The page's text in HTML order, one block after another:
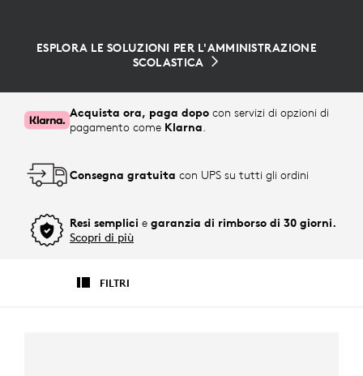
ESPLORA LE SOLUZIONI PER L'AMMINISTRAZIONE
SCOLASTICA
Acquista ora, paga dopo con servizi di opzioni di
pagamento come Klarna.
Consegna gratuita con UPS su tutti gli ordini
Resi semplici e garanzia di rimborso di 30 giorni.
Scopri di più
FILTRI